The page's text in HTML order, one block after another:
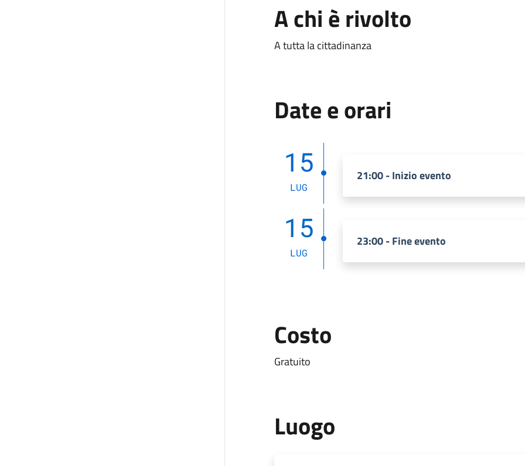
A chi è rivolto
A tutta la cittadinanza
Date e orari
15
LUG
21:00 - Inizio evento
15
LUG
23:00 - Fine evento
Costo
Gratuito
Luogo